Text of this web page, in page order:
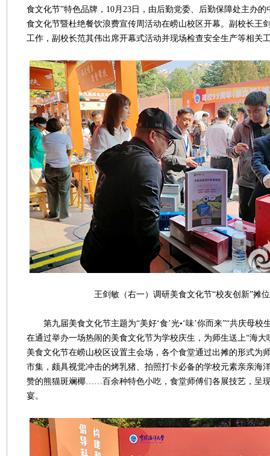
食文化节”特色品牌，10月23日，由后勤党委、后勤保障处主办
食文化节暨杜绝餐饮浪费宣传周活动在崂山校区开幕。副校长王
工作，副校长范其伟出席开幕式活动并现场检查安全生产等相关
王剑敏（右一）调研美食文化节“校友创新”摊位
第九届美食文化节主题为“美好‘食’光•‘味’你而来”“共庆母校
在通过举办一场热闹的美食文化节为学校庆生，为师生送上“海大
美食文化节在崂山校区设置主会场，各个食堂通过出摊的形式为
市集，颇具视觉冲击的烤乳猪、拍照打卡必备的学校元素亲亲海
赞的熊猫斑斓椰……百余种特色小吃，食堂师傅们各展技艺，呈
宴。